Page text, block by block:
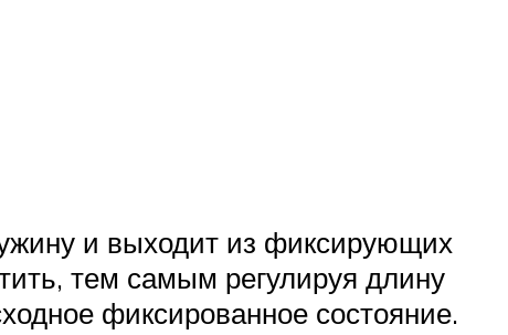
и выходит из фиксирующих
тем самым регулируя длину
фиксированное состояние.